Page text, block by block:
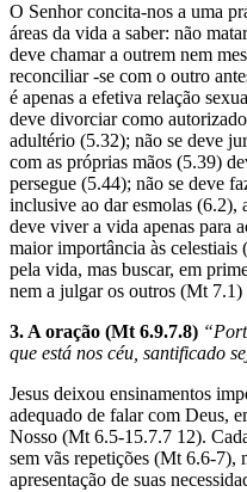
O Senhor concita-nos a uma
áreas da vida a saber: não
deve chamar a outrem nem
reconciliar -se com o outro
é apenas a efetiva relação
deve divorciar como
adultério (5.32); não se deve
com as próprias mãos (5.39)
persegue (5.44); não se deve
inclusive ao dar esmolas (6.2),
deve viver a vida apenas para
maior importância às celestiais
pela vida, mas buscar, em
nem a julgar os outros (Mt 7.1)
3. A oração (Mt 6.9.7.8)
que está nos céu, santificado
Jesus deixou ensinamentos
adequado de falar com Deus,
Nosso (Mt 6.5-15.7.7 12).
sem vãs repetições (Mt 6.6-7),
apresentação de suas